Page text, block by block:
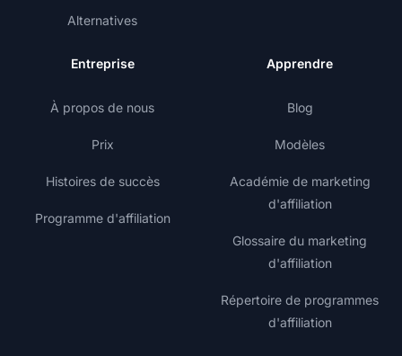
Alternatives
Entreprise
À propos de nous
Prix
Histoires de succès
Programme d'affiliation
Apprendre
Blog
Modèles
Académie de marketing
d'affiliation
Glossaire du marketing
d'affiliation
Répertoire de programmes
d'affiliation